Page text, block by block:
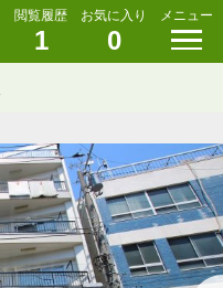
閲覧履歴
1
お気に入り
0
メニュー